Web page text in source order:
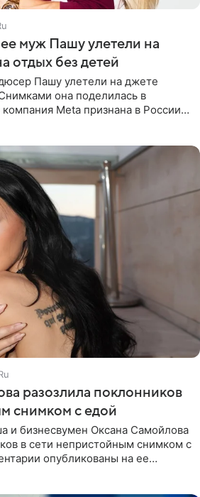
муж Пашу улетели на
отдых без детей
Пашу улетели на джете
она поделилась в
Meta признана в России
разозлила поклонников
снимком с едой
и бизнесвумен Оксана Самойлова
в сети непристойным снимком с
опубликованы на ее